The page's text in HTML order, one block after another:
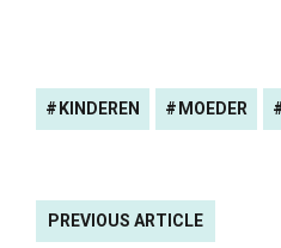
KINDEREN MOEDER
PREVIOUS ARTICLE